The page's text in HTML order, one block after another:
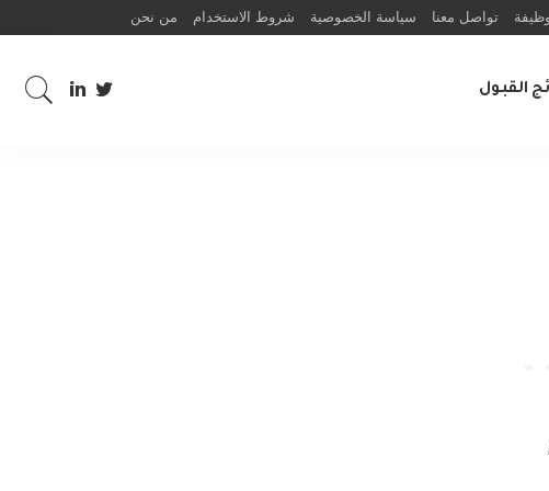
تواصل معنا سياسة الخصوصية شروط الاستخدام من نحن
القبول